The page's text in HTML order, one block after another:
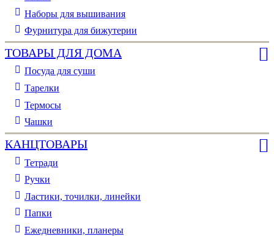
Наборы для вышивания
Фурнитура для бижутерии
ТОВАРЫ ДЛЯ ДОМА
Посуда для суши
Тарелки
Термосы
Чашки
КАНЦТОВАРЫ
Тетради
Ручки
Ластики, точилки, линейки
Папки
Ежедневники, планеры